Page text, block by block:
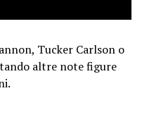
Tucker Carlson o
altre note figure